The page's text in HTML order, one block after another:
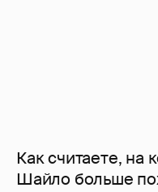
Как считаете, на
Шайло больше